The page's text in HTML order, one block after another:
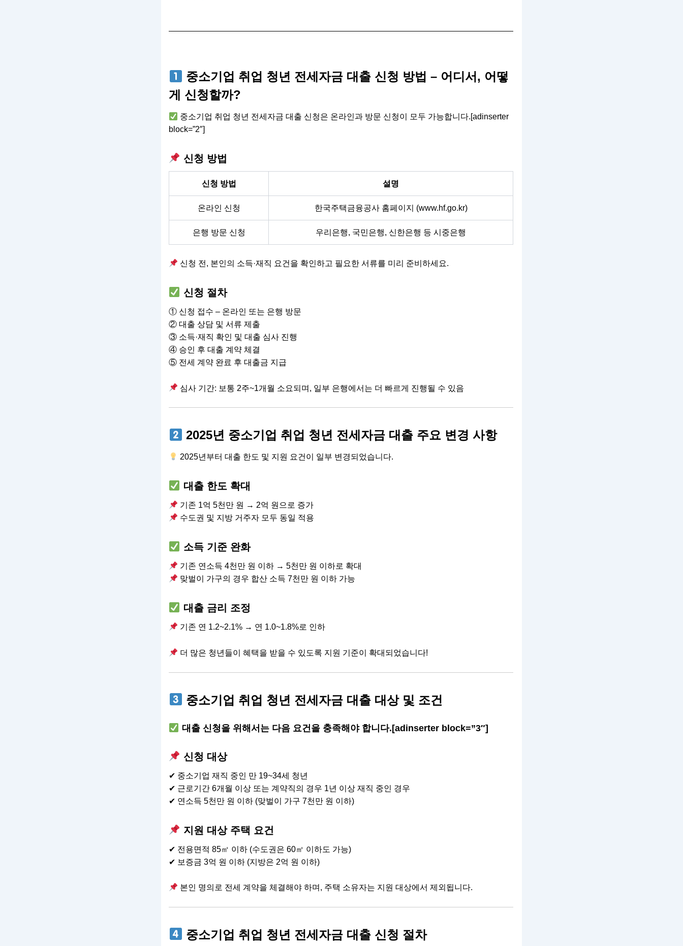
중소기업 취업 청년 전세자금 대출 신청 방법 – 어디서, 어떻
게 신청할까?
중소기업 취업 청년 전세자금 대출 신청은 온라인과 방문 신청이 모두 가능합니다.[adinserter
block=”2″]
신청 방법
신청 방법 설명
온라인 신청 한국주택금융공사 홈페이지 (www.hf.go.kr)
은행 방문 신청 우리은행, 국민은행, 신한은행 등 시중은행
신청 전, 본인의 소득·재직 요건을 확인하고 필요한 서류를 미리 준비하세요.
신청 절차
① 신청 접수 – 온라인 또는 은행 방문
② 대출 상담 및 서류 제출
③ 소득·재직 확인 및 대출 심사 진행
④ 승인 후 대출 계약 체결
⑤ 전세 계약 완료 후 대출금 지급
심사 기간: 보통 2주~1개월 소요되며, 일부 은행에서는 더 빠르게 진행될 수 있음
2025년 중소기업 취업 청년 전세자금 대출 주요 변경 사항
2025년부터 대출 한도 및 지원 요건이 일부 변경되었습니다.
대출 한도 확대
기존 1억 5천만 원 → 2억 원으로 증가
수도권 및 지방 거주자 모두 동일 적용
소득 기준 완화
기존 연소득 4천만 원 이하 → 5천만 원 이하로 확대
맞벌이 가구의 경우 합산 소득 7천만 원 이하 가능
대출 금리 조정
기존 연 1.2~2.1% → 연 1.0~1.8%로 인하
더 많은 청년들이 혜택을 받을 수 있도록 지원 기준이 확대되었습니다!
중소기업 취업 청년 전세자금 대출 대상 및 조건
대출 신청을 위해서는 다음 요건을 충족해야 합니다.[adinserter block=”3″]
신청 대상
✔ 중소기업 재직 중인 만 19~34세 청년
✔ 근로기간 6개월 이상 또는 계약직의 경우 1년 이상 재직 중인 경우
✔ 연소득 5천만 원 이하 (맞벌이 가구 7천만 원 이하)
지원 대상 주택 요건
✔ 전용면적 85㎡ 이하 (수도권은 60㎡ 이하도 가능)
✔ 보증금 3억 원 이하 (지방은 2억 원 이하)
본인 명의로 전세 계약을 체결해야 하며, 주택 소유자는 지원 대상에서 제외됩니다.
중소기업 취업 청년 전세자금 대출 신청 절차